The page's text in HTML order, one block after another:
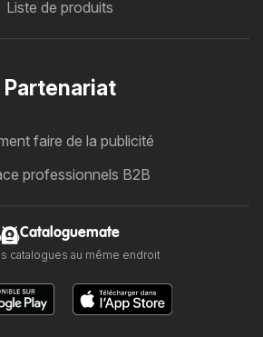
Liste de produits
Partenariat
faire de la publicité
professionnels B2B
Cataloguemate
catalogues au même endroit